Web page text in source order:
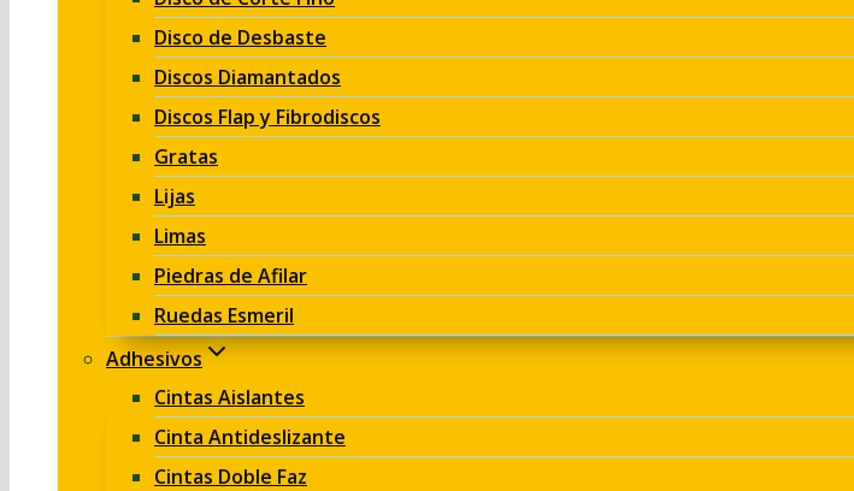
Disco de Desbaste
Discos Diamantados
Discos Flap y Fibrodiscos
Gratas
Lijas
Limas
Piedras de Afilar
Ruedas Esmeril
Adhesivos
Cintas Aislantes
Cinta Antideslizante
Cintas Doble Faz